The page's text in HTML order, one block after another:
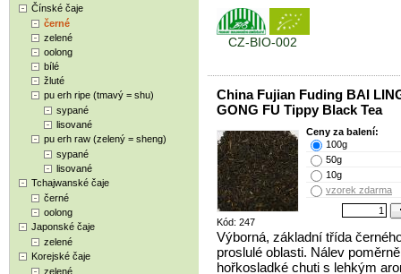
Čínské čaje
černé
zelené
oolong
bílé
žluté
pu erh ripe (tmavý = shu)
sypané
lisované
pu erh raw (zelený = sheng)
sypané
lisované
Tchajwanské čaje
černé
oolong
Japonské čaje
zelené
Korejské čaje
zelené
CZ-BIO-002
China Fujian Fuding BAI
GONG FU Tippy Black Tea
Kód: 247
Ceny za balení:
100g
50g
10g
vzorek zdarma
Výborná, základní třída
proslulé oblasti. Nálev
hořkosladké chuti s lehkým